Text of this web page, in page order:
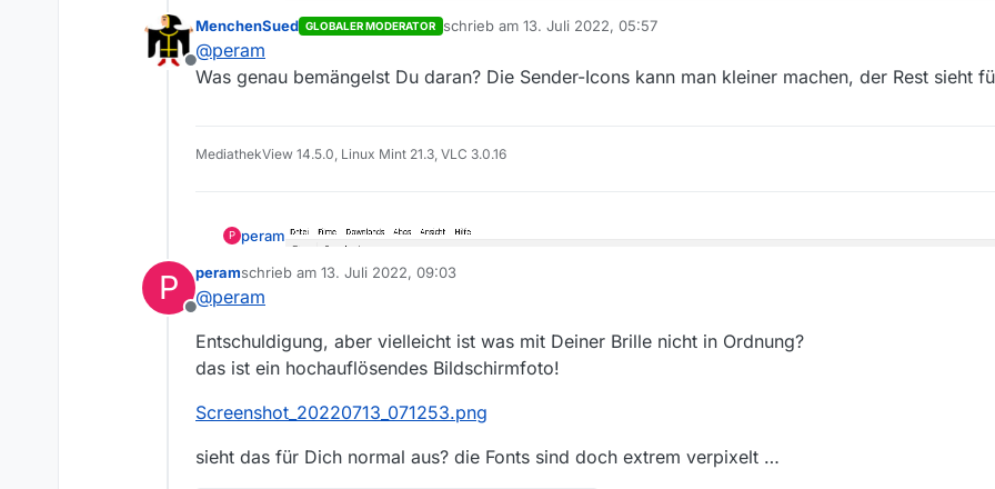
Offline
MenchenSued GLOBALER MODERATOR schrieb am 13. Juli 2022, 05:57
zuletzt editiert von
@peram
Was genau bemängelst Du daran? Die Sender-Icons kann man kleiner machen, der Rest sieht
MediathekView 14.5.0, Linux Mint 21.3, VLC 3.0.16
P peram
P
Offline
peramschrieb am 13. Juli 2022, 09:03
zuletzt editiert von
@peram
Entschuldigung, aber vielleicht ist was mit Deiner Brille nicht in Ordnung?
das ist ein hochauflösendes Bildschirmfoto!
Screenshot_20220713_071253.png
sieht das für Dich normal aus? die Fonts sind doch extrem verpixelt …